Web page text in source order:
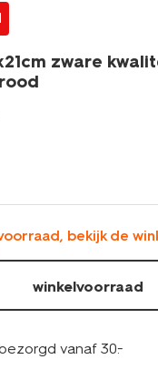
zware
washandjes/washand-
bekijk de
winkelvoorraad
vanaf 30.-